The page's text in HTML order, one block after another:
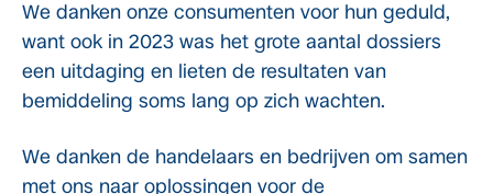
We danken onze consumenten voor hun geduld,
want ook in 2023 was het grote aantal dossiers
een uitdaging en lieten de resultaten van
bemiddeling soms lang op zich wachten.
We danken de handelaars en bedrijven om samen
met ons naar oplossingen voor de